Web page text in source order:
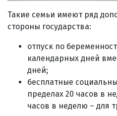
Такие семьи имеют ряд
стороны государства:
отпуск по
календарных дней
дней;
бесплатные
пределах 20 часов в
часов в неделю – для